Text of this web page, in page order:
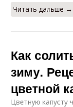
Читать дальше →
Как
зиму.
цветной
Цветную капусту